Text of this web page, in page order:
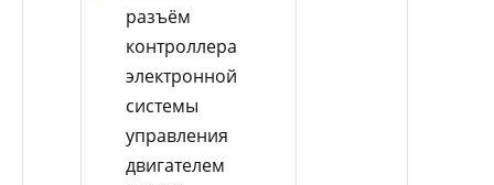
разъём
контроллера
электронной
системы
управления
двигателем